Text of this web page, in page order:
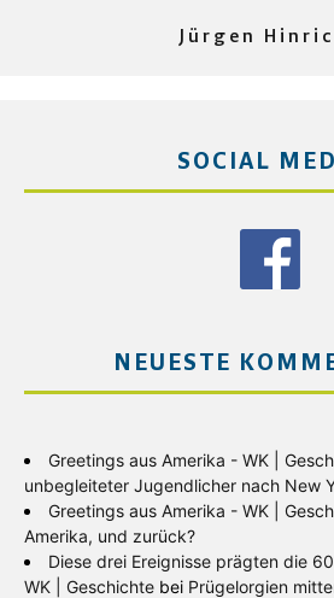
Jürgen
SOCIAL
NEUESTE
Greetings aus Amerika - WK |
unbegleiteter Jugendlicher nach New
Greetings aus Amerika - WK |
Amerika, und zurück?
Diese drei Ereignisse prägten die
WK | Geschichte bei Prügelorgien